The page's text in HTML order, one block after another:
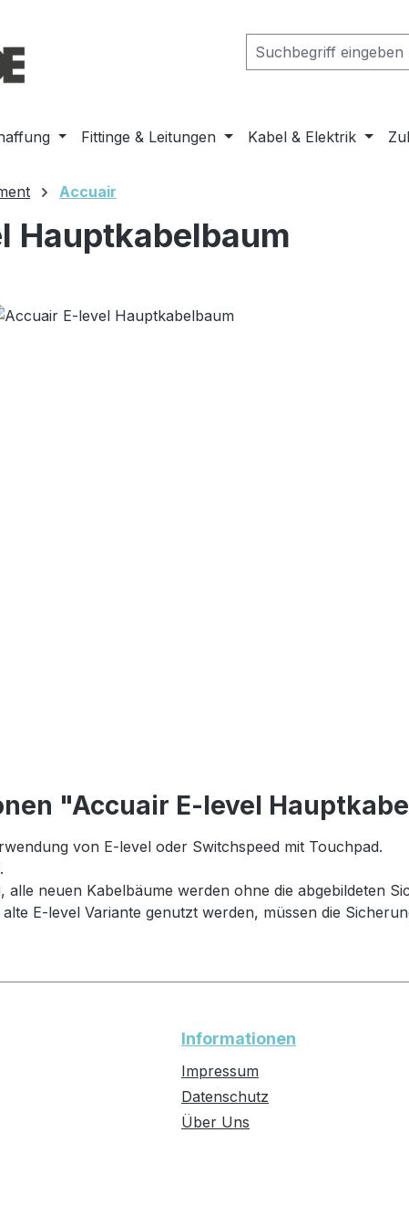
Fittinge & Leitungen Kabel & Elektrik
Accuair
Hauptkabelbaum
"Accuair E-level
von E-level oder Switchspeed mit Touchpad.
alle neuen Kabelbäume werden ohne die abgebildeten
E-level Variante genutzt werden, müssen die
Informationen
Impressum
Datenschutz
Über Uns